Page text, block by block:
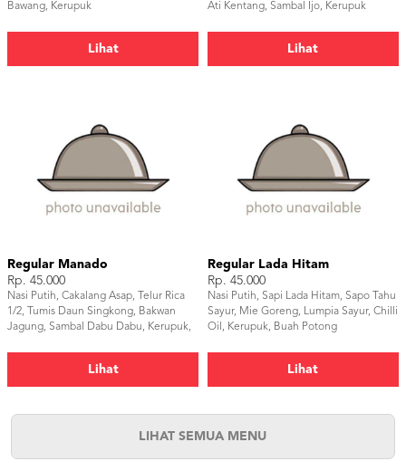
Bawang, Kerupuk
Lihat
Ati Kentang, Sambal Ijo, Kerupuk
Lihat
Regular Manado
Rp. 45.000
Nasi Putih, Cakalang Asap, Telur Rica
1/2, Tumis Daun Singkong, Bakwan
Jagung, Sambal Dabu Dabu, Kerupuk,
Lihat
Regular Lada Hitam
Rp. 45.000
Nasi Putih, Sapi Lada Hitam, Sapo Tahu
Sayur, Mie Goreng, Lumpia Sayur, Chilli
Oil, Kerupuk, Buah Potong
Lihat
LIHAT SEMUA MENU